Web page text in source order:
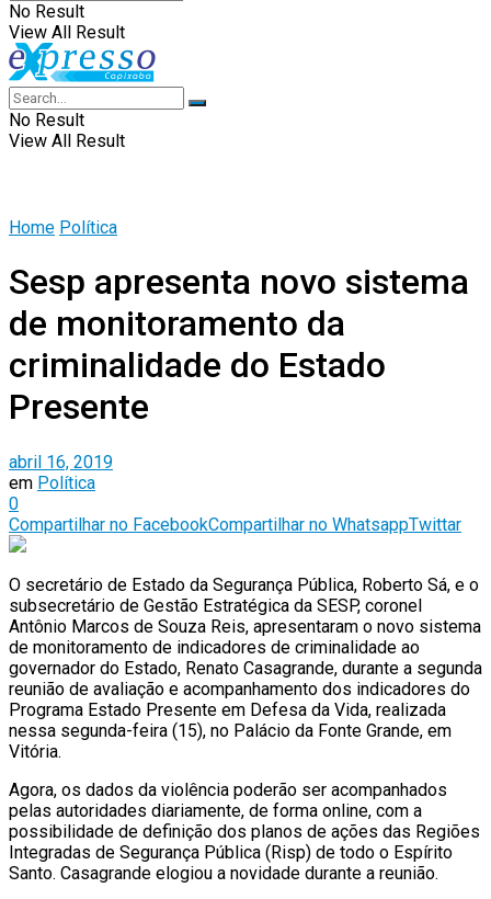
No Result
View All Result
No Result
View All Result
Home Política
Sesp apresenta novo sistema
de monitoramento da
criminalidade do Estado
Presente
abril 16, 2019
em Política
0
Compartilhar no FacebookCompartilhar no WhatsappTwittar
O secretário de Estado da Segurança Pública, Roberto Sá, e o
subsecretário de Gestão Estratégica da SESP, coronel
Antônio Marcos de Souza Reis, apresentaram o novo sistema
de monitoramento de indicadores de criminalidade ao
governador do Estado, Renato Casagrande, durante a segunda
reunião de avaliação e acompanhamento dos indicadores do
Programa Estado Presente em Defesa da Vida, realizada
nessa segunda-feira (15), no Palácio da Fonte Grande, em
Vitória.
Agora, os dados da violência poderão ser acompanhados
pelas autoridades diariamente, de forma online, com a
possibilidade de definição dos planos de ações das Regiões
Integradas de Segurança Pública (Risp) de todo o Espírito
Santo. Casagrande elogiou a novidade durante a reunião.